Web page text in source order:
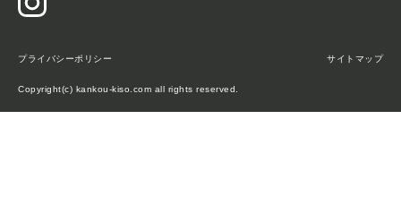
プライバシーポリシー サイトマップ
Copyright(c) kankou-kiso.com all rights reserved.